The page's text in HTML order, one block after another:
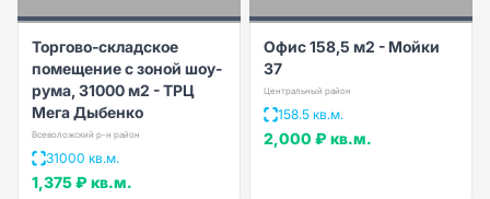
Торгово-складское
помещение с зоной шоу-
рума, 31000 м2 - ТРЦ
Мега Дыбенко
Всеволожский р-н район
31000 кв.м.
1,375 ₽ кв.м.
Офис 158,5 м2 - Мойки
37
Центральный район
158.5 кв.м.
2,000 ₽ кв.м.